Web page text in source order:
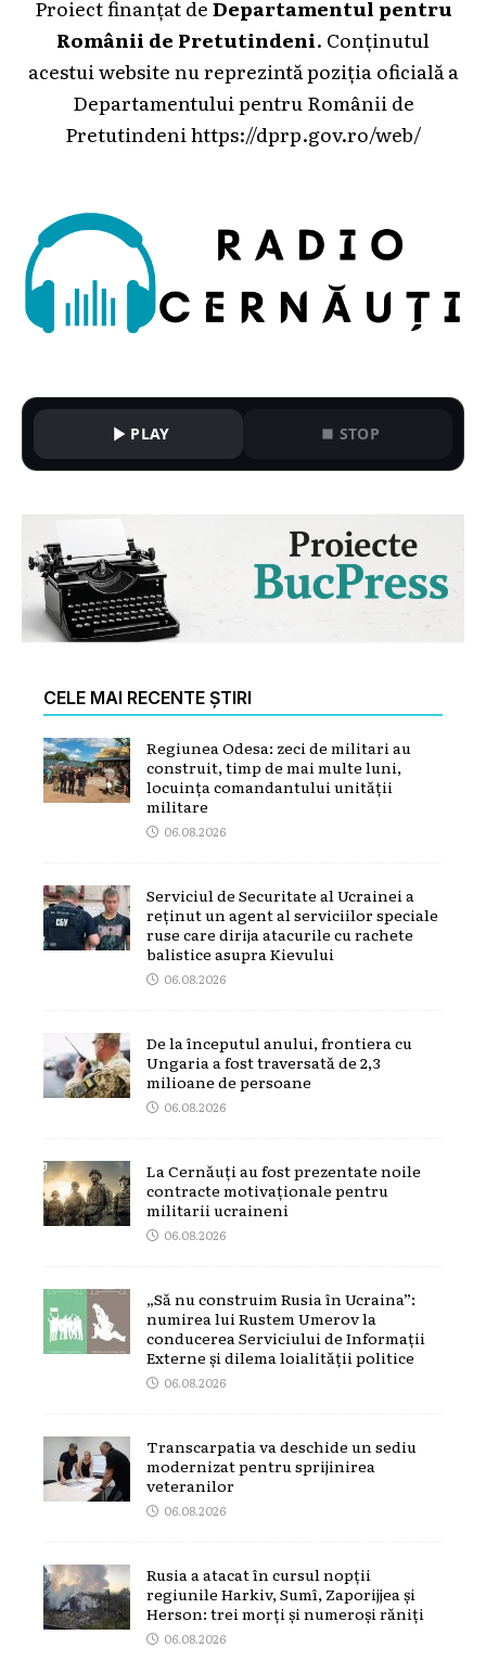
Proiect finanțat deDepartamentul pentru
Românii de Pretutindeni. Conținutul
acestui website nu reprezintă poziția oficială a
Departamentului pentru Românii de
Pretutindeni https://dprp.gov.ro/web/
PLAY STOP
CELE MAI RECENTE ȘTIRI
Regiunea Odesa: zeci de militari au
construit, timp de mai multe luni,
locuința comandantului unității
militare
06.08.2026
Serviciul de Securitate al Ucrainei a
reținut un agent al serviciilor speciale
ruse care dirija atacurile cu rachete
balistice asupra Kievului
06.08.2026
De la începutul anului, frontiera cu
Ungaria a fost traversată de 2,3
milioane de persoane
06.08.2026
La Cernăuți au fost prezentate noile
contracte motivaționale pentru
militarii ucraineni
06.08.2026
„Să nu construim Rusia în Ucraina”:
numirea lui Rustem Umerov la
conducerea Serviciului de Informații
Externe și dilema loialității politice
06.08.2026
Transcarpatia va deschide un sediu
modernizat pentru sprijinirea
veteranilor
06.08.2026
Rusia a atacat în cursul nopții
regiunile Harkiv, Sumî, Zaporijjea și
Herson: trei morți și numeroși răniți
06.08.2026